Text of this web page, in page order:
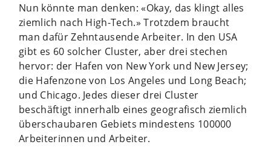
Nun könnte man denken: «Okay, das klingt alles
ziemlich nach High-Tech.» Trotzdem braucht
man dafür Zehntausende Arbeiter. In den USA
gibt es 60 solcher Cluster, aber drei stechen
hervor: der Hafen von New York und New Jersey;
die Hafenzone von Los Angeles und Long Beach;
und Chicago. Jedes dieser drei Cluster
beschäftigt innerhalb eines geografisch ziemlich
überschaubaren Gebiets mindestens 100000
Arbeiterinnen und Arbeiter.